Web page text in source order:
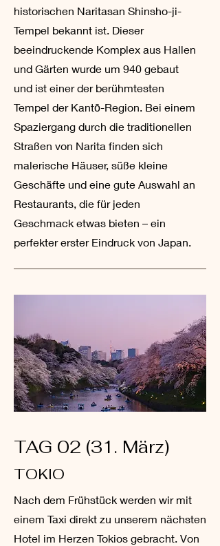
historischen Naritasan Shinsho-ji-
Tempel bekannt ist. Dieser
beeindruckende Komplex aus Hallen
und Gärten wurde um 940 gebaut
und ist einer der berühmtesten
Tempel der Kantō-Region. Bei einem
Spaziergang durch die traditionellen
Straßen von Narita finden sich
malerische Häuser, süße kleine
Geschäfte und eine gute Auswahl an
Restaurants, die für jeden
Geschmack etwas bieten – ein
perfekter erster Eindruck von Japan.
TAG 02 (31. März)
TOKIO
Nach dem Frühstück werden wir mit
einem Taxi direkt zu unserem nächsten
Hotel im Herzen Tokios gebracht. Von